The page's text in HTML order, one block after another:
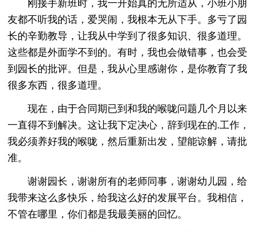
刚接手新班时，我一开始真的无所适从，小班小朋
友都不听我的话，爱哭闹，我根本无从下手。多亏了园
长的辛勤教导，让我从中学到了很多知识、很多道理。
这些都是外面学不到的。有时，我也会做错事，也会受
到园长的批评。但是，我从心里感谢你，是你教育了我
很多东西，很多道理。
现在，由于合同期已到和我的喉咙问题几个月以来
一直得不到解决。这让我下定决心，辞到现在的.工作，
我必须养好我的喉咙，然后重新出发，望能谅解，请批
准。
谢谢园长，谢谢所有的老师同事，谢谢幼儿园，给
我带来这么多快乐，给我这么好的发展平台。我相信，
不管在哪里，你们都是我最美丽的回忆。